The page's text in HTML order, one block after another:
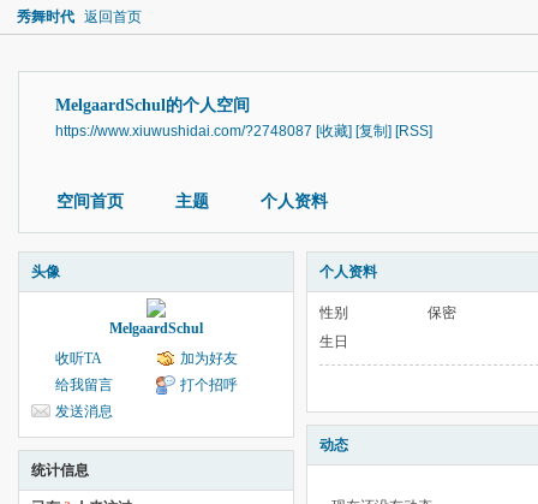
秀舞时代 返回首页
MelgaardSchul的个人空间
https://www.xiuwushidai.com/?2748087 [收藏] [复制] [RSS]
空间首页 主题 个人资料
头像
MelgaardSchul
收听TA
加为好友
给我留言
打个招呼
发送消息
统计信息
个人资料
性别
保密
生日
动态